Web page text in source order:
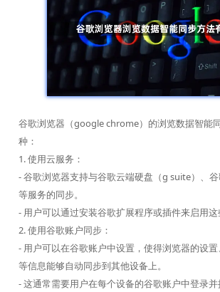
谷歌浏览器（google chrome）的浏览数据智能
种：
1. 使用云服务：
- 谷歌浏览器支持与谷歌云端硬盘（g suite）、
等服务的同步。
- 用户可以通过安装谷歌扩展程序或插件来启用这
2. 使用谷歌账户同步：
- 用户可以在谷歌账户中设置，使得浏览器的设
等信息能够自动同步到其他设备上。
- 这通常需要用户在每个设备的谷歌账户中登录并